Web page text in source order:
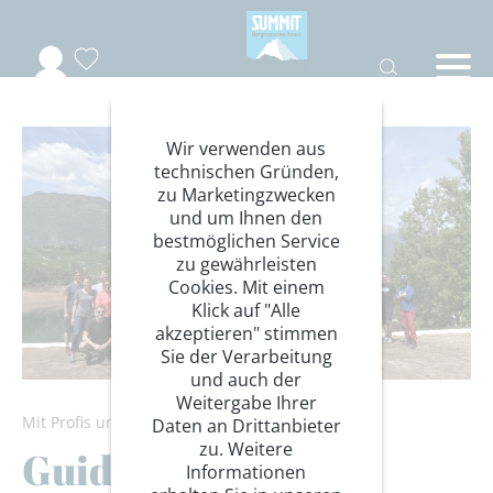
Mit Profis unterwegs
Guides
Wir verwenden aus
technischen Gründen,
zu Marketingzwecken
und um Ihnen den
bestmöglichen Service
zu gewährleisten
Cookies. Mit einem
Klick auf "Alle
akzeptieren" stimmen
Sie der Verarbeitung
und auch der
Weitergabe Ihrer
Daten an Drittanbieter
zu. Weitere
Informationen